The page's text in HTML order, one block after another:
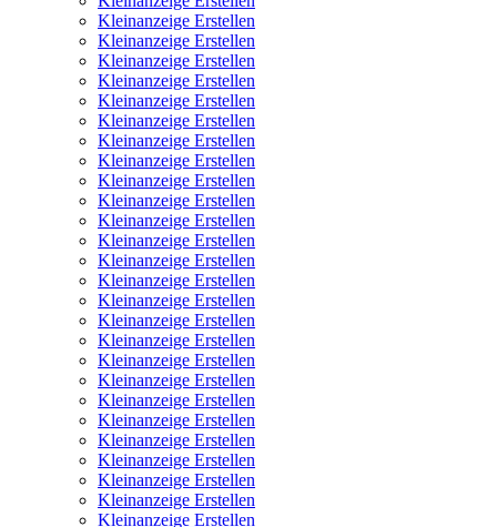
Kleinanzeige Erstellen
Kleinanzeige Erstellen
Kleinanzeige Erstellen
Kleinanzeige Erstellen
Kleinanzeige Erstellen
Kleinanzeige Erstellen
Kleinanzeige Erstellen
Kleinanzeige Erstellen
Kleinanzeige Erstellen
Kleinanzeige Erstellen
Kleinanzeige Erstellen
Kleinanzeige Erstellen
Kleinanzeige Erstellen
Kleinanzeige Erstellen
Kleinanzeige Erstellen
Kleinanzeige Erstellen
Kleinanzeige Erstellen
Kleinanzeige Erstellen
Kleinanzeige Erstellen
Kleinanzeige Erstellen
Kleinanzeige Erstellen
Kleinanzeige Erstellen
Kleinanzeige Erstellen
Kleinanzeige Erstellen
Kleinanzeige Erstellen
Kleinanzeige Erstellen